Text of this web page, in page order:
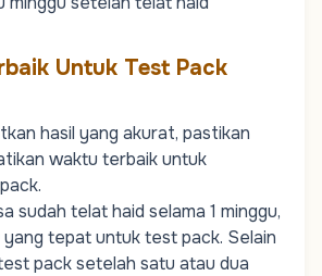
Untuk Test Pack
hasil yang akurat, pastikan
waktu terbaik untuk
sudah telat haid selama 1 minggu,
yang tepat untuk test pack. Selain
pack setelah satu atau dua